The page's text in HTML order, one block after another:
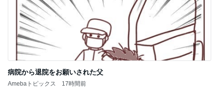
病院から退院をお願いされた父
Amebaトピックス 17時間前